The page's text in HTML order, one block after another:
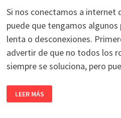
Si nos conectamos a internet
puede que tengamos
lenta o desconexiones.
advertir de que no todos los
siempre se soluciona, pero
SOLUCIONAR
PROBLEMAS
DE
LEER MÁS